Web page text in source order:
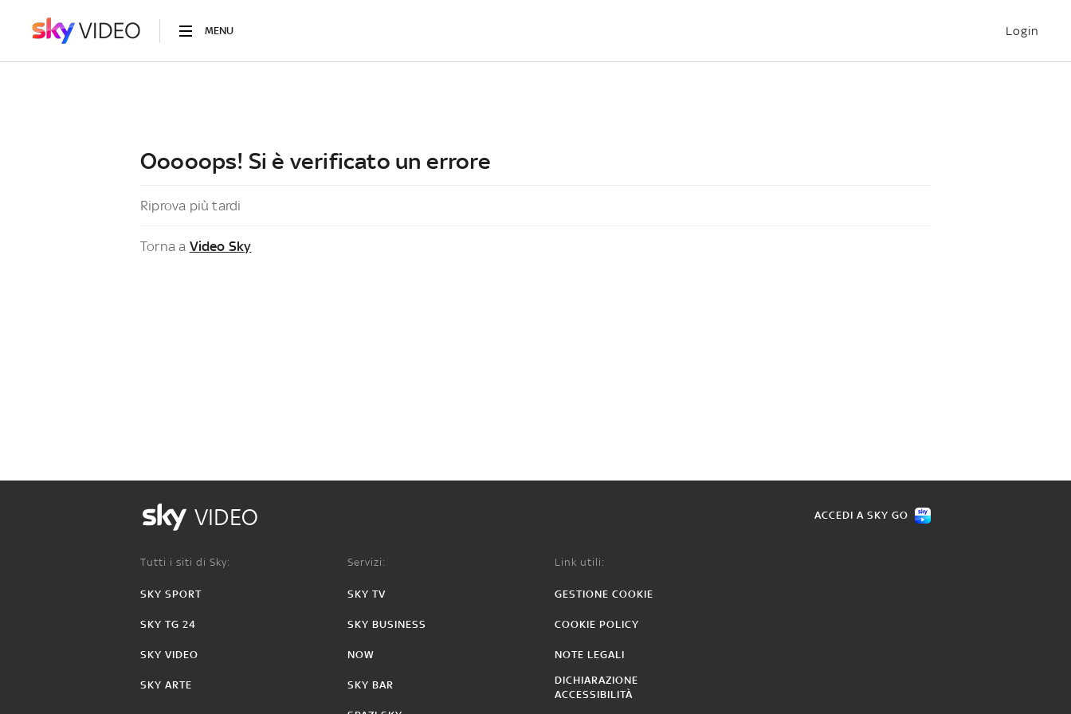
MENU Login
Ooooops! Si è verificato un errore
Riprova più tardi
Torna a Video Sky
VIDEO ACCEDI A SKY GO
Tutti i siti di Sky:
SKY SPORT
SKY TG 24
SKY VIDEO
SKY ARTE
Servizi:
SKY TV
SKY BUSINESS
NOW
SKY BAR
Link utili:
GESTIONE COOKIE
COOKIE POLICY
NOTE LEGALI
DICHIARAZIONE
ACCESSIBILITÀ